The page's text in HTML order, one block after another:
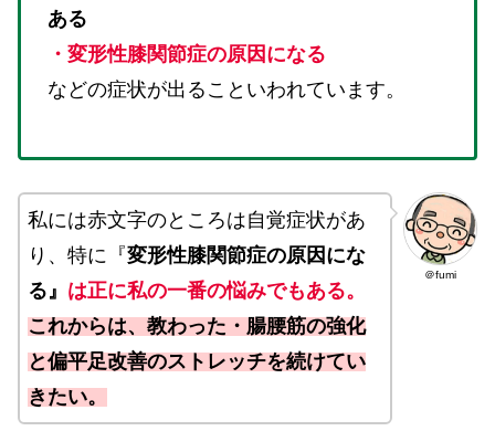
ある
・変形性膝関節症の原因になる
などの症状が出ることいわれています。
＠fumi
私には赤文字のところは自覚症状があ
り、特に『変形性膝関節症の原因にな
る』 は正に私の一番の悩みでもある。
これからは、教わった・腸腰筋の強化
と偏平足改善のストレッチを続けてい
きたい。